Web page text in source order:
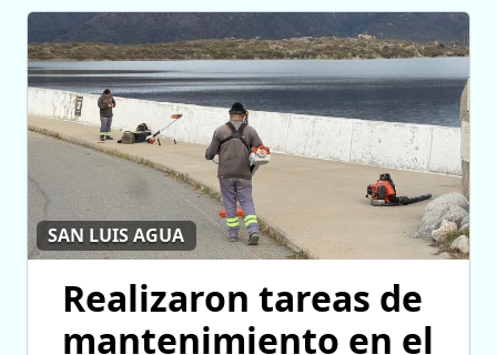
SAN LUIS AGUA
Realizaron tareas de
mantenimiento en el